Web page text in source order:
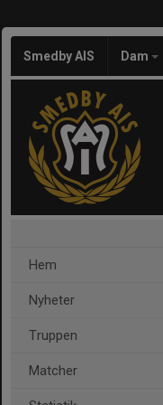
Smedby AIS Dam
Hem
Nyheter
Truppen
Matcher